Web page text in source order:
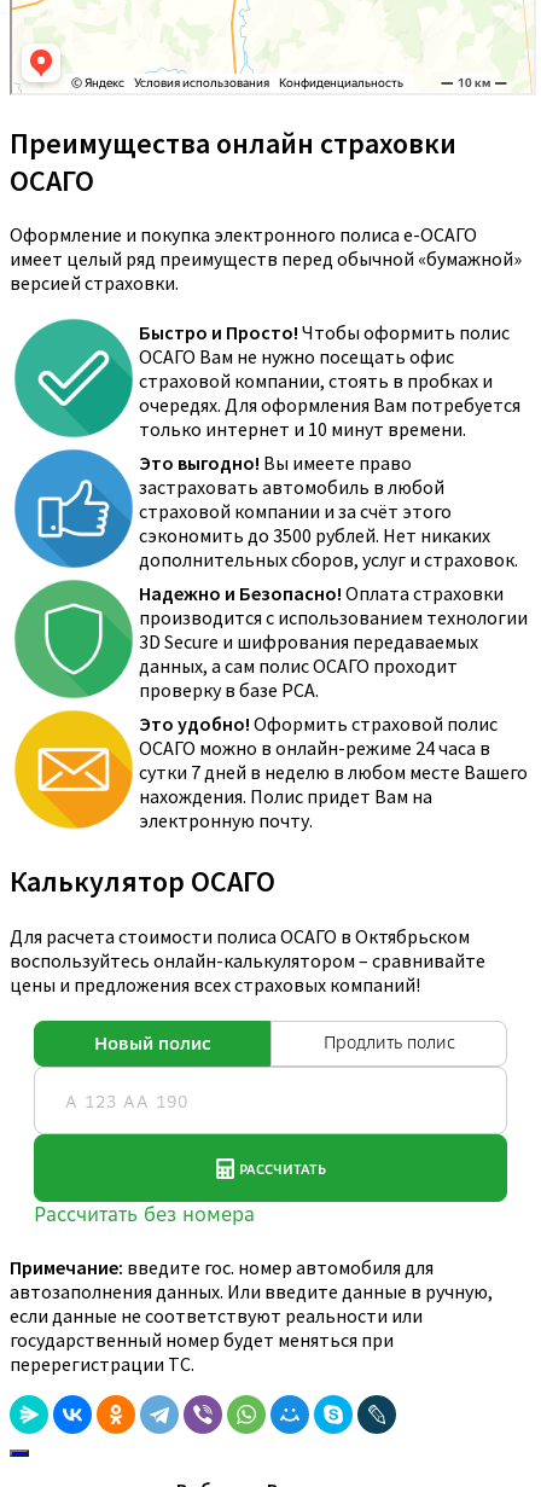
Преимущества онлайн страховки
ОСАГО
Оформление и покупка электронного полиса е-ОСАГО
имеет целый ряд преимуществ перед обычной «бумажной»
версией страховки.
Быстро и Просто! Чтобы оформить полис
ОСАГО Вам не нужно посещать офис
страховой компании, стоять в пробках и
очередях. Для оформления Вам потребуется
только интернет и 10 минут времени.
Это выгодно! Вы имеете право
застраховать автомобиль в любой
страховой компании и за счёт этого
сэкономить до 3500 рублей. Нет никаких
дополнительных сборов, услуг и страховок.
Надежно и Безопасно! Оплата страховки
производится с использованием технологии
3D Secure и шифрования передаваемых
данных, а сам полис ОСАГО проходит
проверку в базе РСА.
Это удобно! Оформить страховой полис
ОСАГО можно в онлайн-режиме 24 часа в
сутки 7 дней в неделю в любом месте Вашего
нахождения. Полис придет Вам на
электронную почту.
Калькулятор ОСАГО
Для расчета стоимости полиса ОСАГО в Октябрьском
воспользуйтесь онлайн-калькулятором – сравнивайте
цены и предложения всех страховых компаний!
Примечание: введите гос. номер автомобиля для
автозаполнения данных. Или введите данные в ручную,
если данные не соответствуют реальности или
государственный номер будет меняться при
перерегистрации ТС.